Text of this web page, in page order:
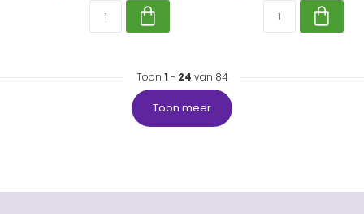
Toon 1 - 24 van 84
Toon meer